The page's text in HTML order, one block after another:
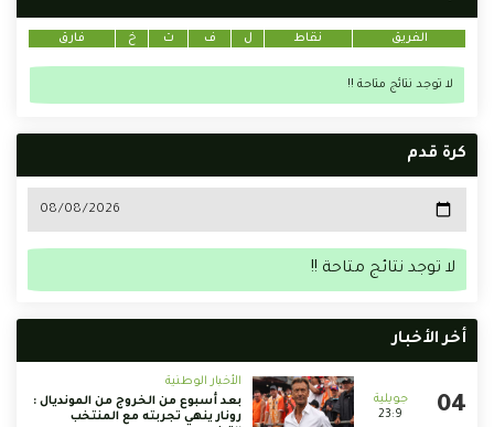
الفريق نقاط ل ف ت خ فارق
لا توجد نتائج متاحة !!
كرة قدم
لا توجد نتائج متاحة !!
أخر الأخبار
23:9
الأخبار الوطنية
بعد أسبوع من الخروج من المونديال :
رونار ينهي تجربته مع المنتخب